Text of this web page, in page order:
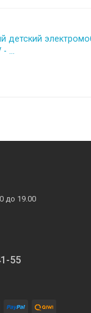
детский
...
до 19.00
55